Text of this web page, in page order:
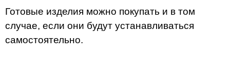
Готовые изделия можно покупать и в том
случае, если они будут устанавливаться
самостоятельно.